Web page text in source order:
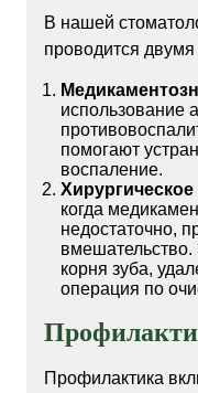
В нашей
проводится
использование
помогают
воспаление.
когда
недостаточно,
корня зуба,
операция по
Профилактика